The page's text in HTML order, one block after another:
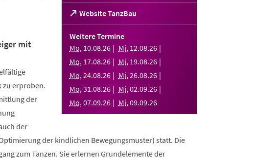
Website TanzBau
(Öffnet
in
einem
Tab)
Weitere Termine
Mo, 10.08.26 Mi, 12.08.26
Mo, 17.08.26 Mi, 19.08.26
Mo,24.08.26 Mi,26.08.26
Mo,31.08.26 Mi,02.09.26
Mo,07.09.26 Mi,09.09.26
mit
zu erproben.
der
der
der kindlichen Bewegungsmuster) statt. Die
zum Tanzen. Sie erlernen Grundelemente der